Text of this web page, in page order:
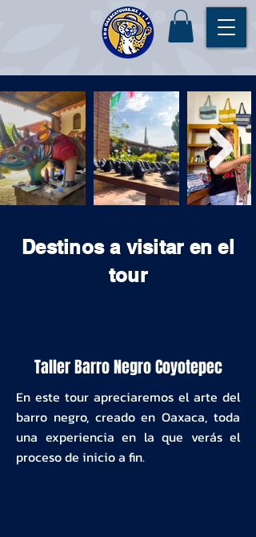
Taller Barro Negro Coyotepec
En este tour apreciaremos el arte del
barro negro, creado en Oaxaca, toda
una experiencia en la que verás el
proceso de inicio a fin.
Destinos a visitar en el
tour